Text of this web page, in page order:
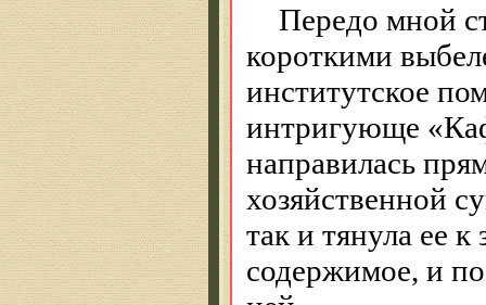
Передо мной
короткими
институтское
интригующе
направилась
хозяйственной
так и тянула ее
содержимое, и